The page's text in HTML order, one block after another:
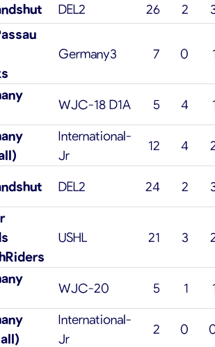
DEL2 26 2
Germany3 7 0
WJC-18 D1A 5 4
International-
Jr
12 4
DEL2 24 2
USHL 21 3
WJC-20 5 1
International-
Jr
2 0